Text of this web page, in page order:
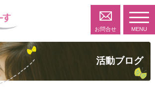
お問合せ MENU
活動ブログ